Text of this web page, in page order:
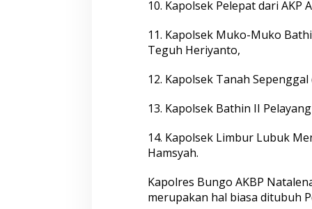
10. Kapolsek Pelepat dari AKP
11. Kapolsek Muko-Muko
Teguh Heriyanto,
12. Kapolsek Tanah
13. Kapolsek Bathin II
14. Kapolsek Limbur Lubuk
Hamsyah.
Kapolres Bungo AKBP
merupakan hal biasa ditubuh